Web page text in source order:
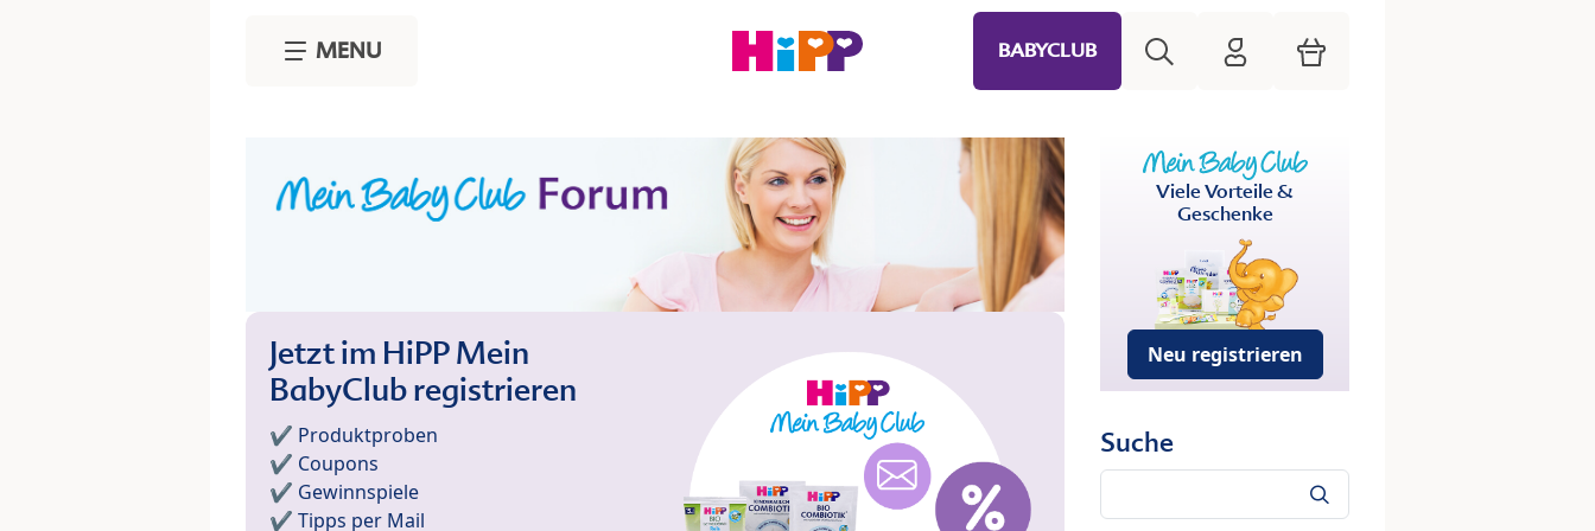
MENU BABYCLUB HiPP Mein Babyclub
Warenkorb
Jetzt im HiPP Mein
BabyClub registrieren
✔️ Produktproben
✔️ Coupons
✔️ Gewinnspiele
✔️ Tipps per Mail
Viele Vorteile &
Geschenke
Neu registrieren
Suche